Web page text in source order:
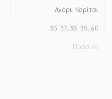
Αγόρι, Κορίτσι
36, 37, 38, 39, 40
Πράσινο